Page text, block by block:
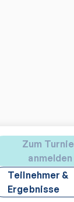
Zum
anmelden
Teilnehmer &
Ergebnisse